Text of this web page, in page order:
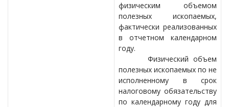
физическим объемом
полезных ископаемых,
фактически реализованных
в отчетном календарном
году.
Физический объем
полезных ископаемых по не
исполненному в срок
налоговому обязательству
по календарному году для